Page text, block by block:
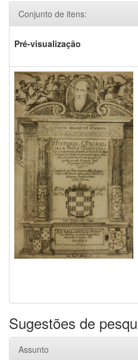
Conjunto de itens:
Pré-visualização
Sugestões de
Assunto